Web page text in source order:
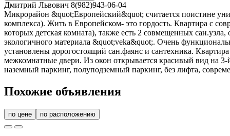
Дмитрий Львович 8(982)943-06-04
Микрорайон &quot;Европейский&quot; считается поистине
комплекса). Жить в Европейском- это гордость. Квартира с
которых детская комната), также есть 2 совмещенных
экологичного материала &quot;veka&quot;. Очень
установлены дорогостоящий сан.фаянс и сантехника.
межкомнатные двери. Из окон открывается красивый вид на
наземный паркинг, полуподземный паркинг, без лифта,
Похожие объявления
по цене по расположению